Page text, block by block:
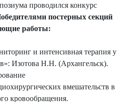
проводился конкурс
постерных секций
работы:
и интенсивная терапия у
Изотова Н.Н. (Архангельск).
вмешательств в
кровообращения.